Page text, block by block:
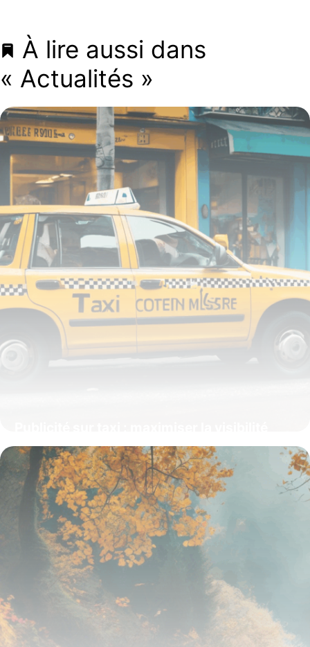
À lire aussi dans
« Actualités »
urbaine pour cibler efficacement
16 juin 2026